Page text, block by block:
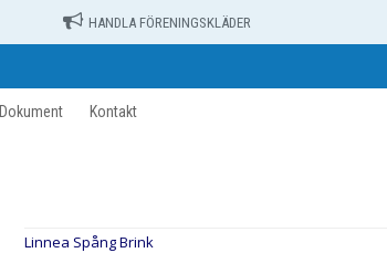
HANDLA FÖRENINGSKLÄDER
Dokument Kontakt
Linnea Spång Brink